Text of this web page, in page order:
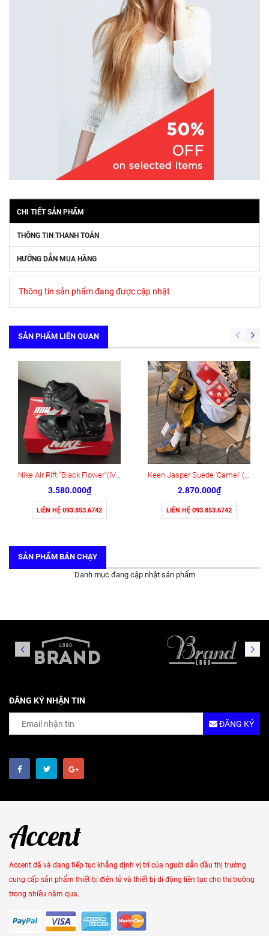
CHI TIẾT SẢN PHẨM
THÔNG TIN THANH TOÁN
HƯỚNG DẪN MUA HÀNG
Thông tin sản phẩm đang được cập nhật
SẢN PHẨM LIÊN QUAN
Nike Air Rift "Black Flower"(IV5682-001)
3.580.000₫
LIÊN HỆ 093.853.6742
Keen Jasper Suede ‘Camel’ (1004337)
2.870.000₫
LIÊN HỆ 093.853.6742
SẢN PHẨM BÁN CHẠY
Danh mục đang cập nhật sản phẩm
ĐĂNG KÝ NHẬN TIN
ĐĂNG KÝ
Accent đã và đang tiếp tục khẳng định vị trí của người dẫn đầu thị trường
cung cấp sản phẩm thiết bị điện tử và thiết bị di động liên tục cho thị trường
trong nhiều năm qua.